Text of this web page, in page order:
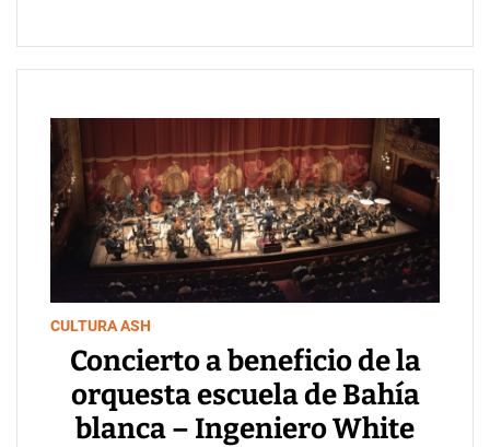
CULTURA ASH
Concierto a beneficio de la
orquesta escuela de Bahía
blanca – Ingeniero White